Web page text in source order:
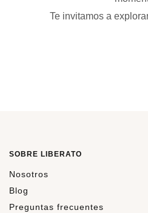
Te invitamos a
SOBRE LIBERATO
Nosotros
Blog
Preguntas frecuentes